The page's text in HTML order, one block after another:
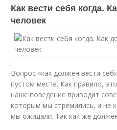
Как вести себя когда.
человек
Вопрос «как должен вести
пустом месте. Как правило,
наше поведение приводит
которым мы стремились, и не
мы ожидали. Так как же